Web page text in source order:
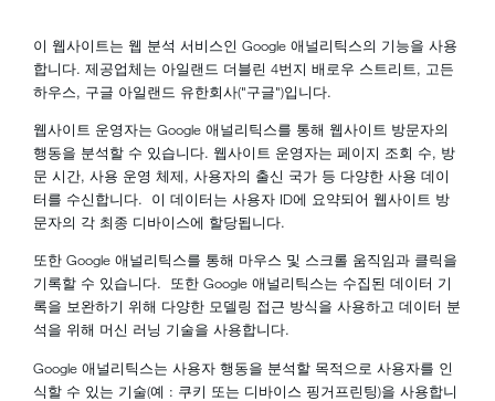
이 웹사이트는 웹 분석 서비스인 Google 애널리틱스의 기능을 사용
합니다. 제공업체는 아일랜드 더블린 4번지 배로우 스트리트, 고든
하우스, 구글 아일랜드 유한회사("구글")입니다.
웹사이트 운영자는 Google 애널리틱스를 통해 웹사이트 방문자의
행동을 분석할 수 있습니다. 웹사이트 운영자는 페이지 조회 수, 방
문 시간, 사용 운영 체제, 사용자의 출신 국가 등 다양한 사용 데이
터를 수신합니다. 이 데이터는 사용자 ID에 요약되어 웹사이트 방
문자의 각 최종 디바이스에 할당됩니다.
또한 Google 애널리틱스를 통해 마우스 및 스크롤 움직임과 클릭을
기록할 수 있습니다. 또한 Google 애널리틱스는 수집된 데이터 기
록을 보완하기 위해 다양한 모델링 접근 방식을 사용하고 데이터 분
석을 위해 머신 러닝 기술을 사용합니다.
Google 애널리틱스는 사용자 행동을 분석할 목적으로 사용자를 인
식할 수 있는 기술(예 : 쿠키 또는 디바이스 핑거프린팅)을 사용합니